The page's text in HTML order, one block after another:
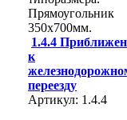
Прямоугольник
350х700мм.
1.4.4
к
переезду
Артикул: 1.4.4